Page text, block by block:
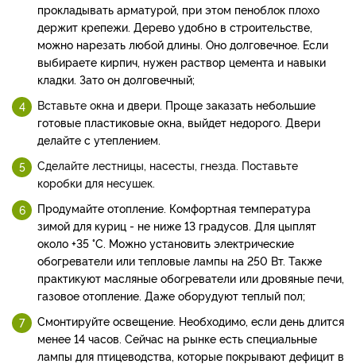
прокладывать арматурой, при этом пеноблок плохо
держит крепежи. Дерево удобно в строительстве,
можно нарезать любой длины. Оно долговечное. Если
выбираете кирпич, нужен раствор цемента и навыки
кладки. Зато он долговечный;
Вставьте окна и двери. Проще заказать небольшие
готовые пластиковые окна, выйдет недорого. Двери
делайте с утеплением.
Сделайте лестницы, насесты, гнезда. Поставьте
коробки для несушек.
Продумайте отопление. Комфортная температура
зимой для куриц - не ниже 13 градусов. Для цыплят
около +35 °С. Можно установить электрические
обогреватели или тепловые лампы на 250 Вт. Также
практикуют масляные обогреватели или дровяные печи,
газовое отопление. Даже оборудуют теплый пол;
Смонтируйте освещение. Необходимо, если день длится
менее 14 часов. Сейчас на рынке есть специальные
лампы для птицеводства, которые покрывают дефицит в